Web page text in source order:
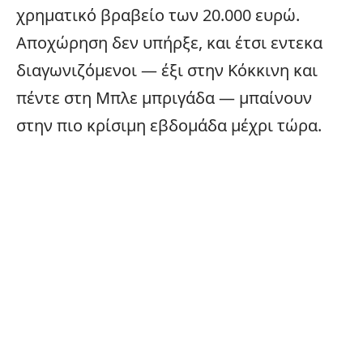
χρηματικό βραβείο των 20.000 ευρώ.
Αποχώρηση δεν υπήρξε, και έτσι εντεκα
διαγωνιζόμενοι — έξι στην Κόκκινη και
πέντε στη Μπλε μπριγάδα — μπαίνουν
στην πιο κρίσιμη εβδομάδα μέχρι τώρα.